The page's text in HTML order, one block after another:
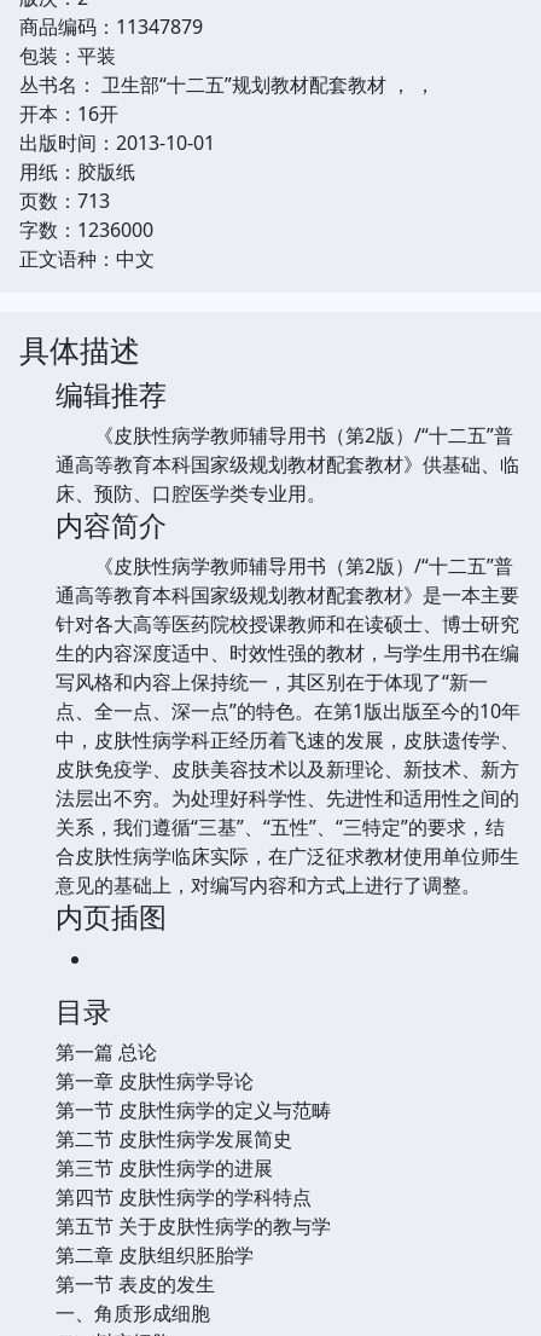
商品编码：11347879
包装：平装
丛书名： 卫生部“十二五”规划教材配套教材 ， ，
开本：16开
出版时间：2013-10-01
用纸：胶版纸
页数：713
字数：1236000
正文语种：中文
具体描述
编辑推荐
《皮肤性病学教师辅导用书（第2版）/“十二五”普
通高等教育本科国家级规划教材配套教材》供基础、临
床、预防、口腔医学类专业用。
内容简介
《皮肤性病学教师辅导用书（第2版）/“十二五”普
通高等教育本科国家级规划教材配套教材》是一本主要
针对各大高等医药院校授课教师和在读硕士、博士研究
生的内容深度适中、时效性强的教材，与学生用书在编
写风格和内容上保持统一，其区别在于体现了“新一
点、全一点、深一点”的特色。在第1版出版至今的10年
中，皮肤性病学科正经历着飞速的发展，皮肤遗传学、
皮肤免疫学、皮肤美容技术以及新理论、新技术、新方
法层出不穷。为处理好科学性、先进性和适用性之间的
关系，我们遵循“三基”、“五性”、“三特定”的要求，结
合皮肤性病学临床实际，在广泛征求教材使用单位师生
意见的基础上，对编写内容和方式上进行了调整。
内页插图
目录
第一篇 总论
第一章 皮肤性病学导论
第一节 皮肤性病学的定义与范畴
第二节 皮肤性病学发展简史
第三节 皮肤性病学的进展
第四节 皮肤性病学的学科特点
第五节 关于皮肤性病学的教与学
第二章 皮肤组织胚胎学
第一节 表皮的发生
一、角质形成细胞